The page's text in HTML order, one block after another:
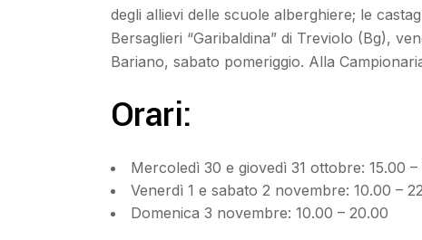
degli allievi delle scuole alberghiere; le
Bersaglieri “Garibaldina” di Treviolo (Bg),
Bariano, sabato pomeriggio. Alla
Orari:
Mercoledì 30 e giovedì 31 ottobre: 15.00 –
Venerdì 1 e sabato 2 novembre: 10.00 –
Domenica 3 novembre: 10.00 – 20.00